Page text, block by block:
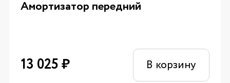
Амортизатор передний
13 025₽ В корзину